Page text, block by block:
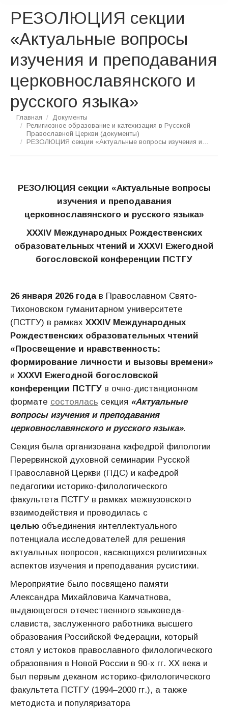
РЕЗОЛЮЦИЯ секции
«Актуальные вопросы
изучения и преподавания
церковнославянского и
русского языка»
Вы здесь:
Главная
Документы
Религиозное образование и катехизация в Русской
Православной Церкви (документы)
РЕЗОЛЮЦИЯ секции «Актуальные вопросы изучения и…
РЕЗОЛЮЦИЯ секции «Актуальные вопросы
изучения и преподавания
церковнославянского и русского языка»
XXXIV Международных Рождественских
образовательных чтений и XXXVI Ежегодной
богословской конференции ПСТГУ
26 января 2026 годав Православном Свято-
Тихоновском гуманитарном университете
(ПСТГУ) в рамках XXXIV Международных
Рождественских образовательных чтений
«Просвещение и нравственность:
формирование личности и вызовы времени»
и XXXVI Ежегодной богословской
конференции ПСТГУ в очно-дистанционном
формате состоялась секция «Актуальные
вопросы изучения и преподавания
церковнославянского и русского языка».
Секция была организована кафедрой филологии
Перервинской духовной семинарии Русской
Православной Церкви (ПДС) и кафедрой
педагогики историко-филологического
факультета ПСТГУ в рамках межвузовского
взаимодействия и проводилась с
целью объединения интеллектуального
потенциала исследователей для решения
актуальных вопросов, касающихся религиозных
аспектов изучения и преподавания русистики.
Мероприятие было посвящено памяти
Александра Михайловича Камчатнова,
выдающегося отечественного языковеда-
слависта, заслуженного работника высшего
образования Российской Федерации, который
стоял у истоков православного филологического
образования в Новой России в 90-х гг. ХХ века и
был первым деканом историко-филологического
факультета ПСТГУ (1994–2000 гг.), а также
методиста и популяризатора